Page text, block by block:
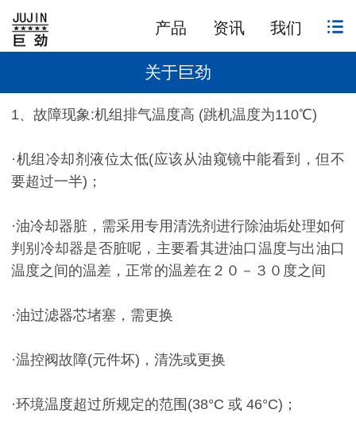
产品 资讯 我们
关于巨劲
1、故障现象:机组排气温度高 (跳机温度为110℃)
·机组冷却剂液位太低(应该从油窥镜中能看到，但不
要超过一半)；
·油冷却器脏，需采用专用清洗剂进行除油垢处理如何
判别冷却器是否脏呢，主要看其进油口温度与出油口
温度之间的温差，正常的温差在２０－３０度之间
·油过滤器芯堵塞，需更换
·温控阀故障(元件坏)，清洗或更换
·环境温度超过所规定的范围(38°C 或 46°C)；